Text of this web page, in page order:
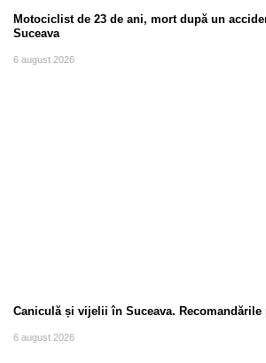
Motociclist de 23 de ani, mort după un
Suceava
6 august 2026
Caniculă și vijelii în Suceava.
6 august 2026